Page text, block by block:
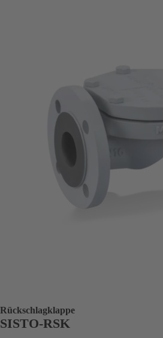
Rückschlagklappe
SISTO-RSK